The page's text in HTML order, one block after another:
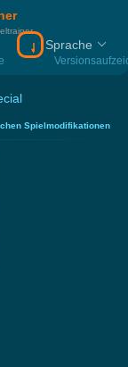
Download
Sprache
Spielmodifikationen